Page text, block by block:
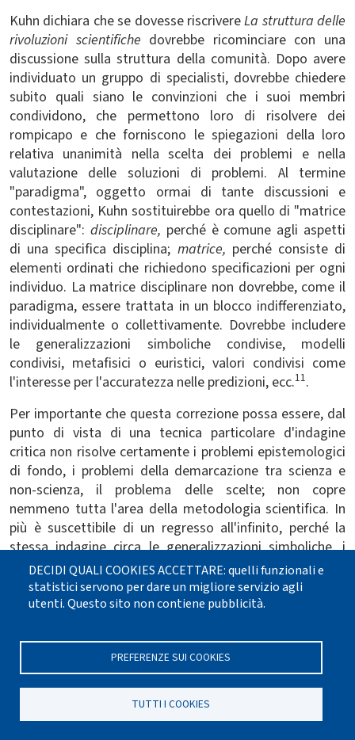
Kuhn dichiara che se dovesse riscrivereLa struttura delle
rivoluzioni scientifiche dovrebbe ricominciare con una
discussione sulla struttura della comunità. Dopo avere
individuato un gruppo di specialisti, dovrebbe chiedere
subito quali siano le convinzioni che i suoi membri
condividono, che permettono loro di risolvere dei
rompicapo e che forniscono le spiegazioni della loro
relativa unanimità nella scelta dei problemi e nella
valutazione delle soluzioni di problemi. Al termine
"paradigma", oggetto ormai di tante discussioni e
contestazioni, Kuhn sostituirebbe ora quello di "matrice
disciplinare": disciplinare, perché è comune agli aspetti
di una specifica disciplina; matrice, perché consiste di
elementi ordinati che richiedono specificazioni per ogni
individuo. La matrice disciplinare non dovrebbe, come il
paradigma, essere trattata in un blocco indifferenziato,
individualmente o collettivamente. Dovrebbe includere
le generalizzazioni simboliche condivise, modelli
condivisi, metafisici o euristici, valori condivisi come
l'interesse per l'accuratezza nelle predizioni, ecc.11.
Per importante che questa correzione possa essere, dal
punto di vista di una tecnica particolare d'indagine
critica non risolve certamente i problemi epistemologici
di fondo, i problemi della demarcazione tra scienza e
non-scienza, il problema delle scelte; non copre
nemmeno tutta l'area della metodologia scientifica. In
più è suscettibile di un regresso all'infinito, perché la
stessa indagine circa le generalizzazioni simboliche, i
modelli e i valori condivisi dovrebbe essere anche
compiuta sulle matrici disciplinari del critico, in quanto
anch'egli avrà un paradigma o una matrice disciplinare di
condivisi l'accuratezza nelle predizioni mostra come il
termine "valori", pregnante di tanti significati,
specialmente filosofici, sia inteso da Kuhn in un senso
banalmente empirico
. Così intesi, i valori possono
essere moltiplicati all'infinito. Infine, «Kuhn non tiene
DECIDI QUALI COOKIES ACCETTARE: quelli funzionali e
statistici servono per dare un migliore servizio agli
utenti. Questo sito non contiene pubblicità.
PREFERENZE SUI COOKIES
TUTTI I COOKIES